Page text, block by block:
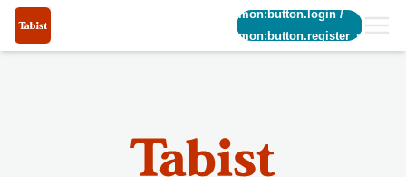
common:button.login/
common:button.register_short